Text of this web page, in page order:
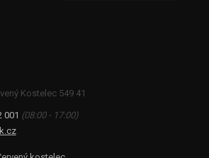
001 (08:00 - 17:00)